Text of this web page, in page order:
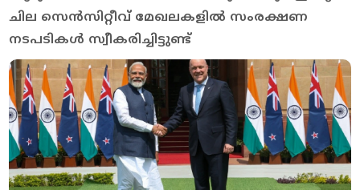
ചില സെൻസിറ്റീവ് മേഖലകളിൽ സംരക്ഷണ
നടപടികൾ സ്വീകരിച്ചിട്ടുണ്ട്